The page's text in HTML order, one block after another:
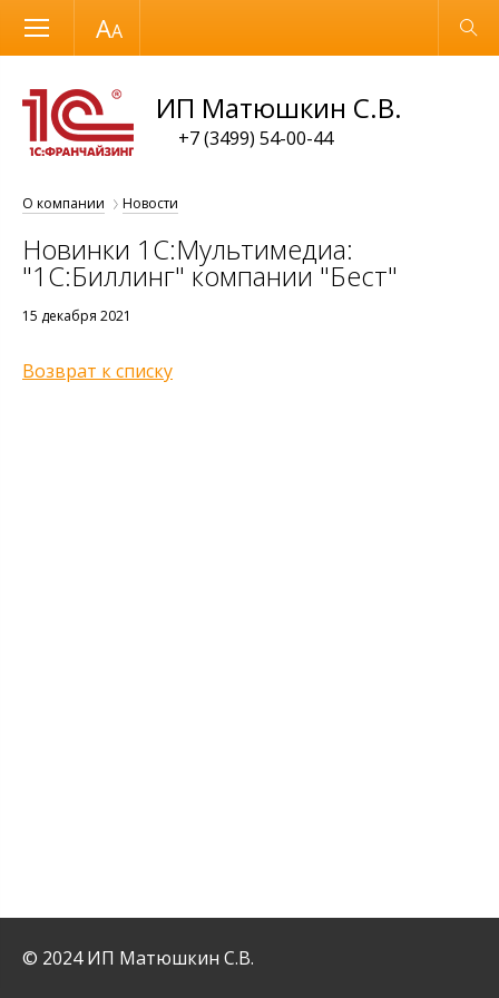
Размер шрифта Обычная версия
ИП Матюшкин С.В.
+7 (3499) 54-00-44
О компании Новости
Новинки 1С:Мультимедиа:
"1С:Биллинг" компании "Бест"
15 декабря 2021
Возврат к списку
© 2024 ИП Матюшкин С.В.